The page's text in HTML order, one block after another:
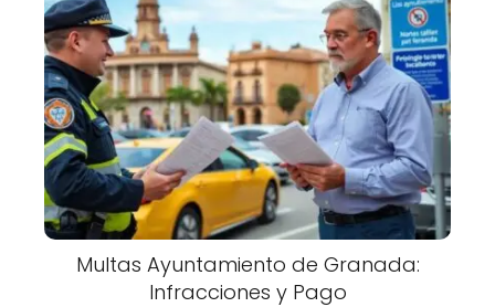
Multas Ayuntamiento de Granada:
Infracciones y Pago